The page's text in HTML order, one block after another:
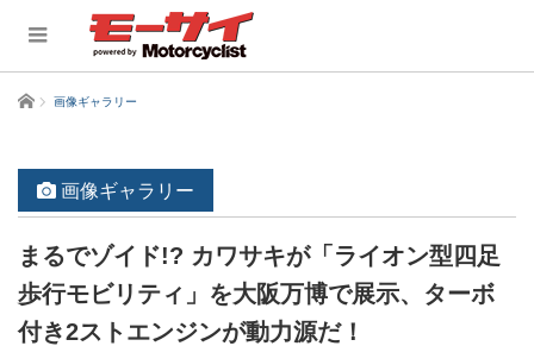
ホーム 画像ギャラリー
画像ギャラリー
まるでゾイド!? カワサキが「ライオン型四足
歩行モビリティ」を大阪万博で展示、ターボ
付き2ストエンジンが動力源だ！